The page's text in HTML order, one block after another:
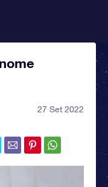
27 Set 2022